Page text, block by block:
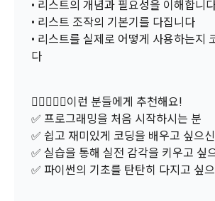
적용일자 및 개정사유를 명시하여 현행 약관
이지의 공지게시판에 그 적용일자 7일 이전
까지 공지한다.
5. '회사' 약관의 조항에 따른 정책을 제정 및
용일자 전일까지 공지한다.
6. "회원"은 변경된 약관에 대해 거부할 권리
경된 약관이 공지된 지 15일 이내에 거부의
"회원"이 거부하는 경우 본 서비스 제공자인 "
간을 정하여 "회원"에게 사전 통지 후 당해 "
필수 항목 : 아이디, 비밀번호, 이름, 닉네임, 이
선택 항목 : 휴대폰번호, 생년월일, 국가, 직업
니다. 추가로 개인정보를 수집할 경우에는
시점에서 이용자에게 ‘수집하는 개인정보
집 및 이용목적, 개인정보의 보관기간’에 대
를 받습니다.
• 리스트의 개념과 필요성을 이해합니
• 리스트 조작의 기본기를 다집니다
• 리스트를 실제로 어떻게 사용하는지
다
🙋‍♀️🙋🏻‍♂️이런 분들에게 추천해요!
✅ 프로그래밍을 처음 시작하시는 분
✅ 쉽고 재미있게 코딩을 배우고 싶으
✅ 실습을 통해 실전 감각을 키우고 싶
✅ 파이썬의 기초를 탄탄히 다지고 싶